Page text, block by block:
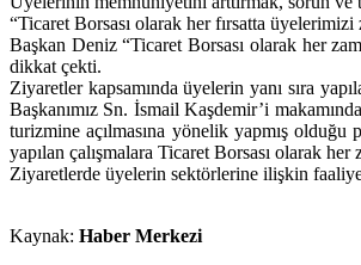
“Ticaret Borsası olarak her fırsatta
Başkan Deniz “Ticaret Borsası olarak her
dikkat çekti.
Ziyaretler kapsamında üyelerin yanı sıra
Başkanımız Sn. İsmail Kaşdemir’i
turizmine açılmasına yönelik yapmış
yapılan çalışmalara Ticaret Borsası olarak her
Ziyaretlerde üyelerin sektörlerine ilişkin
Kaynak: Haber Merkezi